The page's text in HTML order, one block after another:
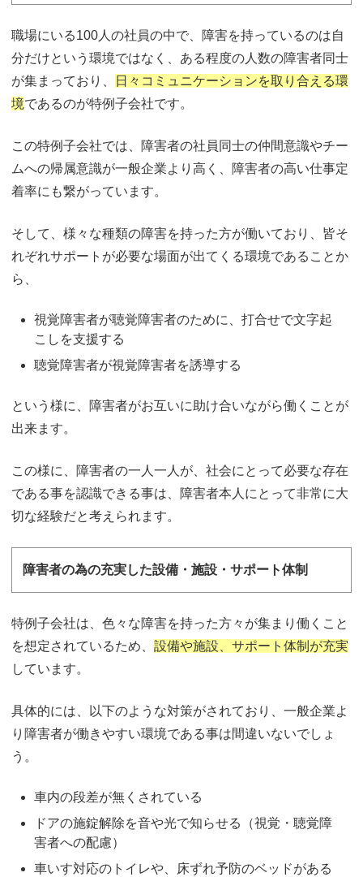
職場にいる100人の社員の中で、障害を持っているのは自
分だけという環境ではなく、ある程度の人数の障害者同士
が集まっており、
日々コミュニケーションを取り合える環
境であるのが特例子会社です。
この特例子会社では、障害者の社員同士の仲間意識やチー
ムへの帰属意識が一般企業より高く、障害者の高い仕事定
着率にも繋がっています。
そして、様々な種類の障害を持った方が働いており、皆そ
れぞれサポートが必要な場面が出てくる環境であることか
ら、
視覚障害者が聴覚障害者のために、打合せで文字起
こしを支援する
聴覚障害者が視覚障害者を誘導する
という様に、障害者がお互いに助け合いながら働くことが
出来ます。
この様に、障害者の一人一人が、社会にとって必要な存在
である事を認識できる事は、障害者本人にとって非常に大
切な経験だと考えられます。
障害者の為の充実した設備・施設・サポート体制
特例子会社は、色々な障害を持った方々が集まり働くこと
を想定されているため、設備や施設、サポート体制が充実
しています。
具体的には、以下のような対策がされており、一般企業よ
り障害者が働きやすい環境である事は間違いないでしょ
う。
車内の段差が無くされている
ドアの施錠解除を音や光で知らせる（視覚・聴覚障
害者への配慮）
車いす対応のトイレや、床ずれ予防のベッドがある